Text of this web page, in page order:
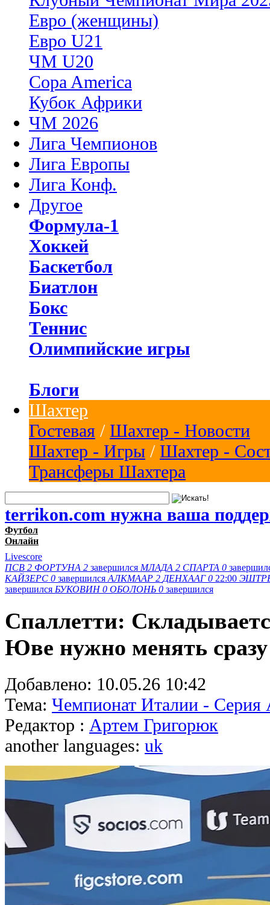
Евро (женщины)
Евро U21
ЧМ U20
Copa America
Кубок Африки
ЧМ 2026
Лига Чемпионов
Лига Европы
Лига Конф.
Другое
Формула-1
Хоккей
Баскетбол
Биатлон
Бокс
Теннис
Олимпийские игры
Блоги
Шахтер
Гостевая / Шахтер - Новости
Шахтер - Игры / Шахтер -
Трансферы Шахтера
terrikon.com нужна ваша
Футбол
Онлайн
Livescore
ПСВ 2 ФОРТУНА 2 завершился МЛАДА 2 СПАРТА 0
КАЙЗЕРС 0 завершился АЛКМААР 2 ДЕНХААГ 0 22:00
завершился БУКОВИН 0 ОБОЛОНЬ 0 завершился
Спаллетти:
Юве нужно менять сразу
Добавлено: 10.05.26 10:42
Тема: Чемпионат Италии - Серия
Редактор : Артем Григорюк
another languages: uk